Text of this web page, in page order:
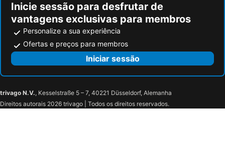
Inicie sessão para desfrutar de
vantagens exclusivas para membros
Personalize a sua experiência
Ofertas e preços para membros
Iniciar sessão
trivago N.V., Kesselstraße 5 – 7, 40221 Düsseldorf, Alemanha
Direitos autorais 2026 trivago | Todos os direitos reservados.